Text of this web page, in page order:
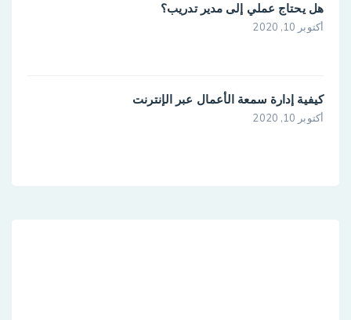
هل يحتاج عملي إلى مدير تدريب؟
أكتوبر 10, 2020
كيفية إدارة سمعة الأعمال عبر الإنترنت
أكتوبر 10, 2020